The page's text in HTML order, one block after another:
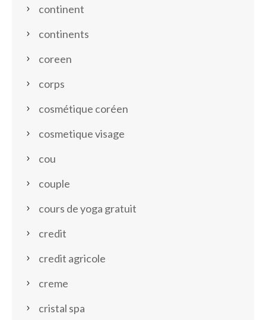
continent
continents
coreen
corps
cosmétique coréen
cosmetique visage
cou
couple
cours de yoga gratuit
credit
credit agricole
creme
cristal spa